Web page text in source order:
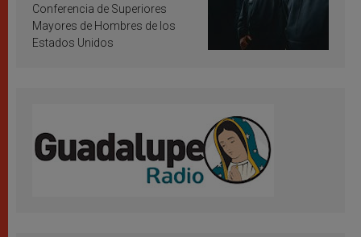
Conferencia de Superiores
Mayores de Hombres de los
Estados Unidos